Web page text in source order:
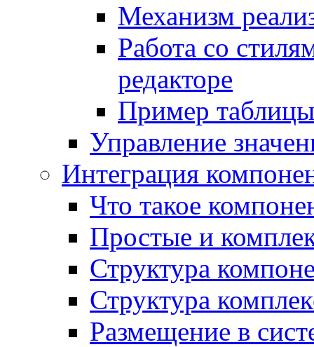
Механизм
Работа со
редакторе
Пример
Управление
Интеграция
Что такое
Простые и
Структура
Структура
Размещение в